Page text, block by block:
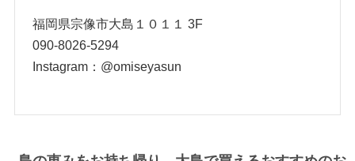
福岡県宗像市大島１０１１ 3F
090-8026-5294
Instagram： @omiseyasun